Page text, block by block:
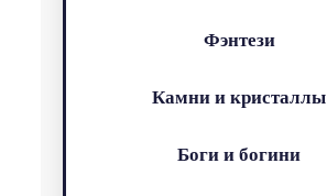
Фэнтези
Камни и кристаллы
Боги и богини